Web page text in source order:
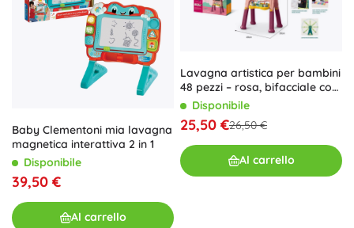
Baby Clementoni mia lavagna
magnetica interattiva 2 in 1
Disponibile
39,50 €
Al carrello
Lavagna artistica per bambini
48 pezzi – rosa, bifacciale con
lato a gesso e magnetico
Disponibile
25,50 €26,50 €
Al carrello